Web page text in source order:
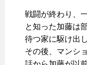
戦闘が終わり、
と知った加藤は
待つ家に駆け出
その後、マンシ